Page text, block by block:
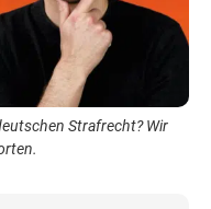
Strafrecht? Wir